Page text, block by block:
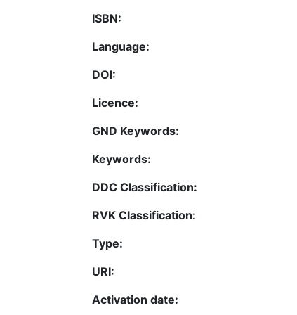
ISBN:
Language:
DOI:
Licence:
GND Keywords:
Keywords:
DDC Classification:
RVK Classification:
Type:
URI:
Activation date: